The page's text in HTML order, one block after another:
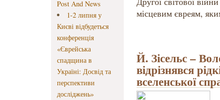
Post And News
1-2 липня у
Києві відбудеться
конференція
«Єврейська
спадщина в
Україні: Досвід та
перспективи
досліджень»
місцевим євреям,
Й. Зісельс –
відрізнявся
вселенської